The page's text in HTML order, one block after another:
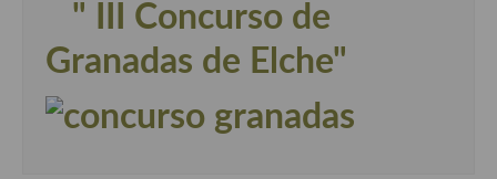
" III Concurso de
Granadas de Elche"